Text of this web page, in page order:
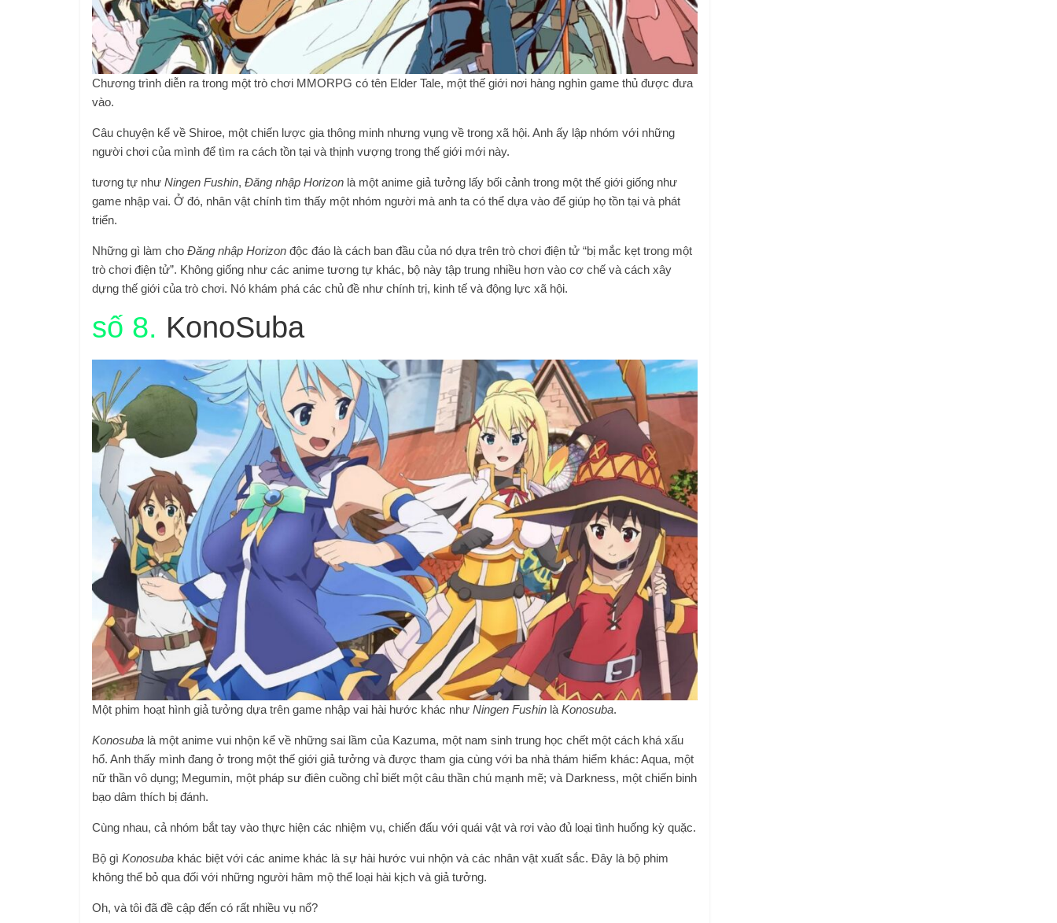
Chương trình diễn ra trong một trò chơi MMORPG có tên Elder Tale, một thế giới nơi hàng nghìn game thủ được đưa
vào.
Câu chuyện kể về Shiroe, một chiến lược gia thông minh nhưng vụng về trong xã hội. Anh ấy lập nhóm với những
người chơi của mình để tìm ra cách tồn tại và thịnh vượng trong thế giới mới này.
tương tự như Ningen Fushin, Đăng nhập Horizon là một anime giả tưởng lấy bối cảnh trong một thế giới giống như
game nhập vai. Ở đó, nhân vật chính tìm thấy một nhóm người mà anh ta có thể dựa vào để giúp họ tồn tại và phát
triển.
Những gì làm cho Đăng nhập Horizon độc đáo là cách ban đầu của nó dựa trên trò chơi điện tử “bị mắc kẹt trong một
trò chơi điện tử”. Không giống như các anime tương tự khác, bộ này tập trung nhiều hơn vào cơ chế và cách xây
dựng thế giới của trò chơi. Nó khám phá các chủ đề như chính trị, kinh tế và động lực xã hội.
số 8. KonoSuba
Một phim hoạt hình giả tưởng dựa trên game nhập vai hài hước khác như Ningen Fushin là Konosuba.
Konosuba là một anime vui nhộn kể về những sai lầm của Kazuma, một nam sinh trung học chết một cách khá xấu
hổ. Anh thấy mình đang ở trong một thế giới giả tưởng và được tham gia cùng với ba nhà thám hiểm khác: Aqua, một
nữ thần vô dụng; Megumin, một pháp sư điên cuồng chỉ biết một câu thần chú mạnh mẽ; và Darkness, một chiến binh
bạo dâm thích bị đánh.
Cùng nhau, cả nhóm bắt tay vào thực hiện các nhiệm vụ, chiến đấu với quái vật và rơi vào đủ loại tình huống kỳ quặc.
Bộ gì Konosuba khác biệt với các anime khác là sự hài hước vui nhộn và các nhân vật xuất sắc. Đây là bộ phim
không thể bỏ qua đối với những người hâm mộ thể loại hài kịch và giả tưởng.
Oh, và tôi đã đề cập đến có rất nhiều vụ nổ?